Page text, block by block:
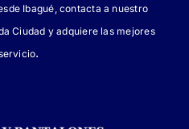
Ibagué, contacta a nuestro
Ciudad y adquiere las mejores
.